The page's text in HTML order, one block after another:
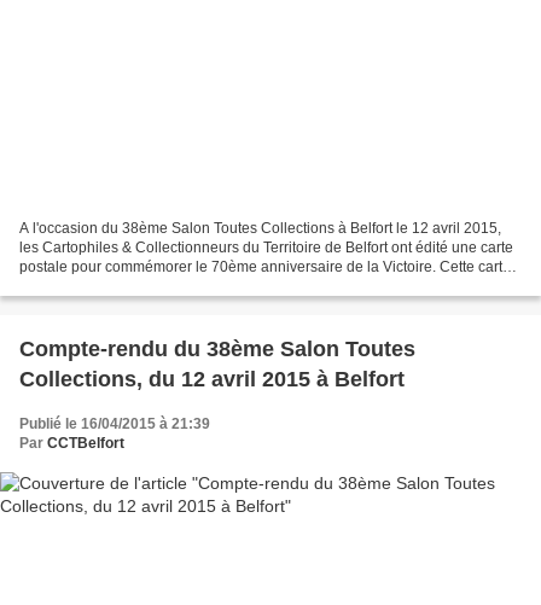
A l'occasion du 38ème Salon Toutes Collections à Belfort le 12 avril 2015,
les Cartophiles & Collectionneurs du Territoire de Belfort ont édité une carte
postale pour commémorer le 70ème anniversaire de la Victoire. Cette carte
Compte-rendu du 38ème Salon Toutes
Collections, du 12 avril 2015 à Belfort
Publié le 16/04/2015 à 21:39
Par CCTBelfort